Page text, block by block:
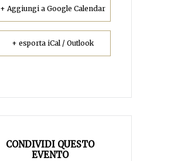
+ Aggiungi a Google Calendar
+ esporta iCal / Outlook
CONDIVIDI QUESTO
EVENTO